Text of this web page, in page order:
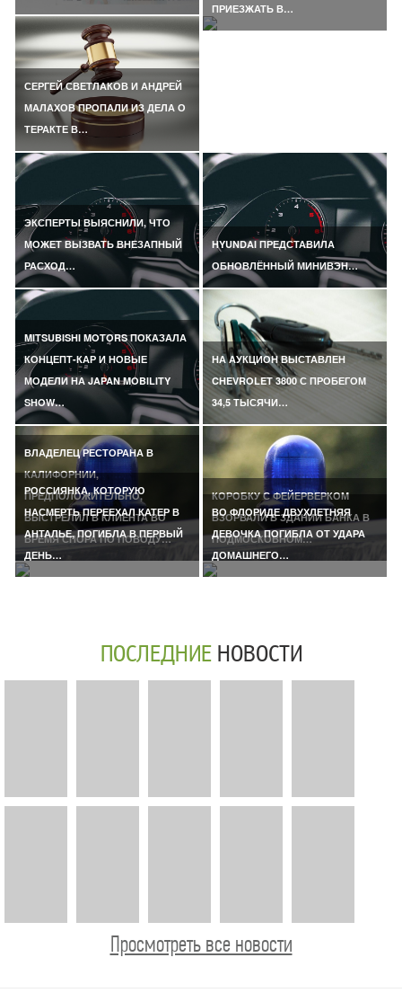
СЕРГЕЙ СВЕТЛАКОВ И АНДРЕЙ
МАЛАХОВ ПРОПАЛИ ИЗ ДЕЛА О
ТЕРАКТЕ В…
ПРИЕЗЖАТЬ В…
ЭКСПЕРТЫ ВЫЯСНИЛИ, ЧТО
МОЖЕТ ВЫЗВАТЬ ВНЕЗАПНЫЙ
РАСХОД…
HYUNDAI ПРЕДСТАВИЛА
ОБНОВЛЁННЫЙ МИНИВЭН…
MITSUBISHI MOTORS ПОКАЗАЛА
КОНЦЕПТ-КАР И НОВЫЕ
МОДЕЛИ НА JAPAN MOBILITY
SHOW…
НА АУКЦИОН ВЫСТАВЛЕН
CHEVROLET 3800 С ПРОБЕГОМ
34,5 ТЫСЯЧИ…
ВЛАДЕЛЕЦ РЕСТОРАНА В
КАЛИФОРНИИ,
ПРЕДПОЛОЖИТЕЛЬНО,
ВЫСТРЕЛИЛ В КЛИЕНТА ВО
ВРЕМЯ СПОРА ПО ПОВОДУ…
КОРОБКУ С ФЕЙЕРВЕРКОМ
ВЗОРВАЛИ В ЗДАНИИ БАНКА В
ПОДМОСКОВНОМ…
РОССИЯНКА, КОТОРУЮ
НАСМЕРТЬ ПЕРЕЕХАЛ КАТЕР В
АНТАЛЬЕ, ПОГИБЛА В ПЕРВЫЙ
ДЕНЬ…
ВО ФЛОРИДЕ ДВУХЛЕТНЯЯ
ДЕВОЧКА ПОГИБЛА ОТ УДАРА
ДОМАШНЕГО…
ПОСЛЕДНИЕ НОВОСТИ
Просмотреть все новости